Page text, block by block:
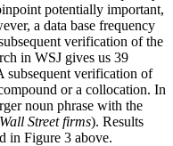
potentially important,
a data base frequency
verification of the
in WSJ gives us 39
subsequent verification of
or a collocation. In
noun phrase with the
Street firms). Results
in Figure 3 above.